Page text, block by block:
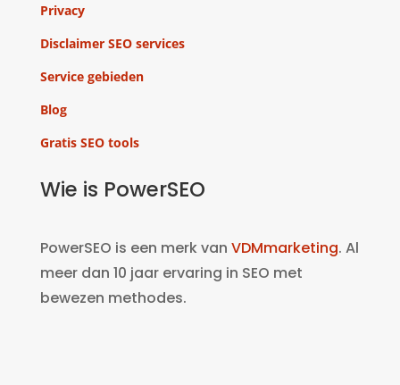
Privacy
Disclaimer SEO services
Service gebieden
Blog
Gratis SEO tools
Wie is PowerSEO
PowerSEO is een merk van VDMmarketing. Al
meer dan 10 jaar ervaring in SEO met
bewezen methodes.